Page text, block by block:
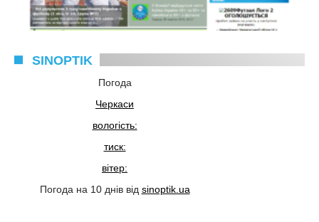
SINOPTIK
Погода
Черкаси
вологість:
тиск:
вітер:
Погода на 10 днів від sinoptik.ua